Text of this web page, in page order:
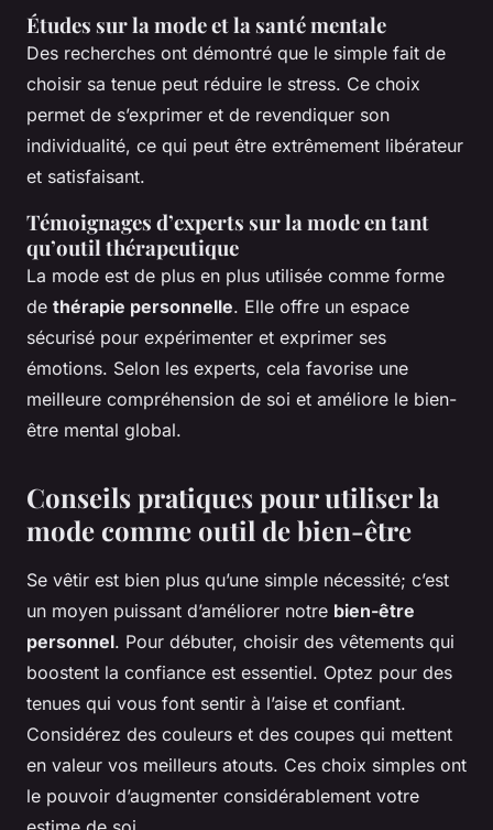
Études sur la mode et la santé mentale
Des recherches ont démontré que le simple fait de
choisir sa tenue peut réduire le stress. Ce choix
permet de s’exprimer et de revendiquer son
individualité, ce qui peut être extrêmement libérateur
et satisfaisant.
Témoignages d’experts sur la mode en tant
qu’outil thérapeutique
La mode est de plus en plus utilisée comme forme
de thérapie personnelle. Elle offre un espace
sécurisé pour expérimenter et exprimer ses
émotions. Selon les experts, cela favorise une
meilleure compréhension de soi et améliore le bien-
être mental global.
Conseils pratiques pour utiliser la
mode comme outil de bien-être
Se vêtir est bien plus qu’une simple nécessité; c’est
un moyen puissant d’améliorer notre bien-être
personnel. Pour débuter, choisir des vêtements qui
boostent la confiance est essentiel. Optez pour des
tenues qui vous font sentir à l’aise et confiant.
Considérez des couleurs et des coupes qui mettent
en valeur vos meilleurs atouts. Ces choix simples ont
le pouvoir d’augmenter considérablement votre